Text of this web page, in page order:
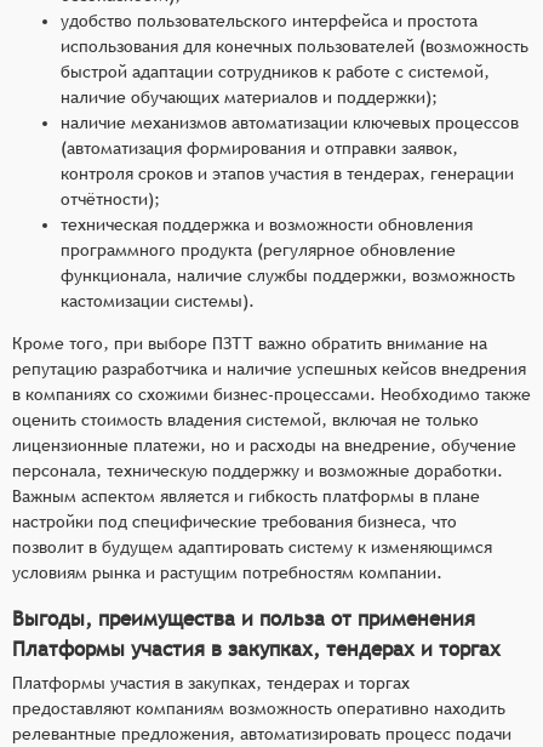
удобство пользовательского интерфейса и простота
использования для конечных пользователей (возможность
быстрой адаптации сотрудников к работе с системой,
наличие обучающих материалов и поддержки);
наличие механизмов автоматизации ключевых процессов
(автоматизация формирования и отправки заявок,
контроля сроков и этапов участия в тендерах, генерации
отчётности);
техническая поддержка и возможности обновления
программного продукта (регулярное обновление
функционала, наличие службы поддержки, возможность
кастомизации системы).
Кроме того, при выборе ПЗТТ важно обратить внимание на
репутацию разработчика и наличие успешных кейсов внедрения
в компаниях со схожими бизнес-процессами. Необходимо также
оценить стоимость владения системой, включая не только
лицензионные платежи, но и расходы на внедрение, обучение
персонала, техническую поддержку и возможные доработки.
Важным аспектом является и гибкость платформы в плане
настройки под специфические требования бизнеса, что
позволит в будущем адаптировать систему к изменяющимся
условиям рынка и растущим потребностям компании.
Выгоды, преимущества и польза от применения
Платформы участия в закупках, тендерах и торгах
Платформы участия в закупках, тендерах и торгах
предоставляют компаниям возможность оперативно находить
релевантные предложения, автоматизировать процесс подачи